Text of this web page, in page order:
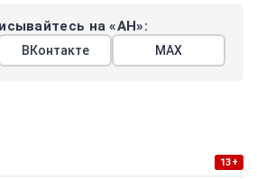
на «АН»:
ВКонтакте МАХ
13+